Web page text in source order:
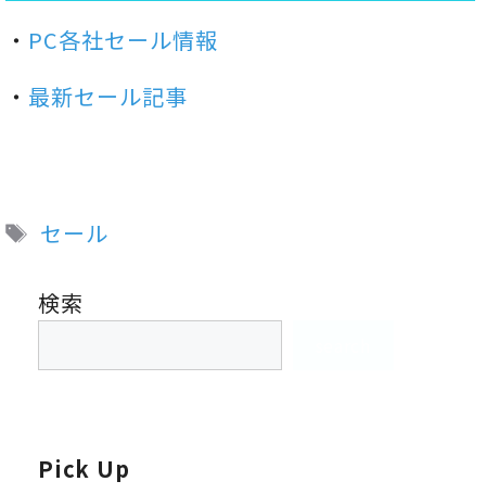
・ PC各社セール情報
・ 最新セール記事
タ
セール
検索
Pick Up